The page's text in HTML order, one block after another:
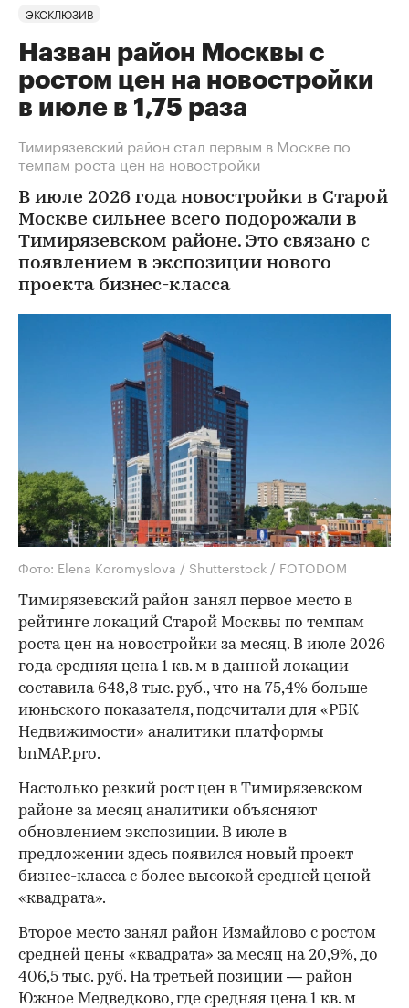
ЭКСКЛЮЗИВ
Назван район Москвы с
ростом цен на новостройки
в июле в 1,75 раза
Тимирязевский район стал первым в Москве по
темпам роста цен на новостройки
В июле 2026 года новостройки в Старой
Москве сильнее всего подорожали в
Тимирязевском районе. Это связано с
появлением в экспозиции нового
проекта бизнес-класса
Фото: Elena Koromyslova / Shutterstock / FOTODOM
Тимирязевский район занял первое место в
рейтинге локаций Старой Москвы по темпам
роста цен на новостройки за месяц. В июле 2026
года средняя цена 1 кв. м в данной локации
составила 648,8 тыс. руб., что на 75,4% больше
июньского показателя, подсчитали для «РБК
Недвижимости» аналитики платформы
bnMAP.pro.
Настолько резкий рост цен в Тимирязевском
районе за месяц аналитики объясняют
обновлением экспозиции. В июле в
предложении здесь появился новый проект
бизнес-класса с более высокой средней ценой
«квадрата».
Второе место занял район Измайлово с ростом
средней цены «квадрата» за месяц на 20,9%, до
406,5 тыс. руб. На третьей позиции — район
Южное Медведково, где средняя цена 1 кв. м